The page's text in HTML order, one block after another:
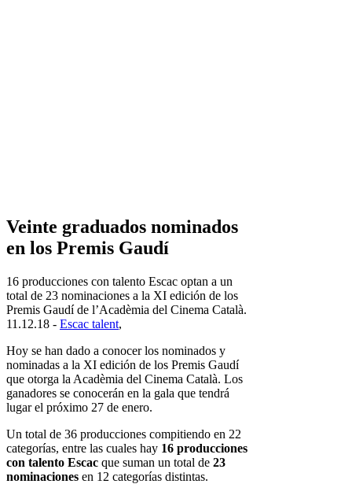
Veinte graduados nominados
en los Premis Gaudí
16 producciones con talento Escac optan a un
total de 23 nominaciones a la XI edición de los
Premis Gaudí de l’Acadèmia del Cinema Català.
11.12.18 - Escac talent,
Hoy se han dado a conocer los nominados y
nominadas a la XI edición de los Premis Gaudí
que otorga la Acadèmia del Cinema Català. Los
ganadores se conocerán en la gala que tendrá
lugar el próximo 27 de enero.
Un total de 36 producciones compitiendo en 22
categorías, entre las cuales hay 16 producciones
con talento Escac que suman un total de 23
nominaciones en 12 categorías distintas.